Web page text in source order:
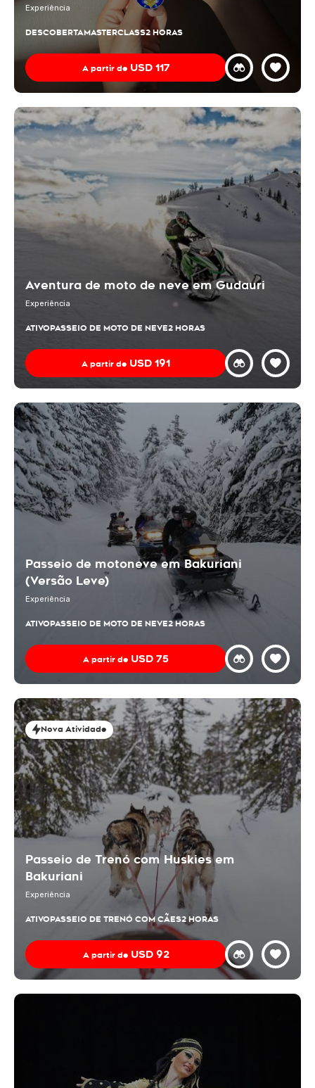
Experiência
DESCOBERTAMASTERCLASS2 HORAS
A partir de USD 117
Aventura de moto de neve em Gudauri
Experiência
ATIVOPASSEIO DE MOTO DE NEVE2 HORAS
A partir de USD 191
Passeio de motoneve em Bakuriani
(Versão Leve)
Experiência
ATIVOPASSEIO DE MOTO DE NEVE2 HORAS
A partir de USD 75
Nova Atividade
Passeio de Trenó com Huskies em
Bakuriani
Experiência
ATIVOPASSEIO DE TRENÓ COM CÃES2 HORAS
A partir de USD 92